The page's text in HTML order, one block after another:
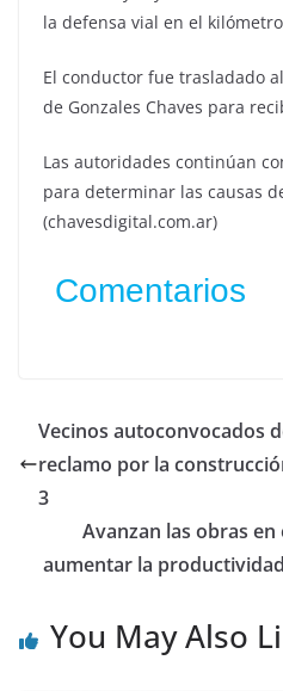
la defensa vial en el
El conductor fue trasladado
de Gonzales Chaves para
Las autoridades continúan
para determinar las causas
(chavesdigital.com.ar)
Comentarios
Vecinos autoconvocados
reclamo por la
3
Avanzan las obras
aumentar la
You May Also